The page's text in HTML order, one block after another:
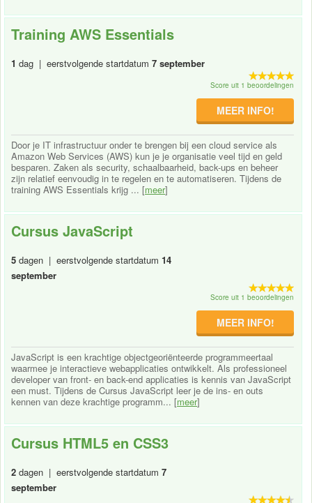
Training AWS Essentials
1 dag | eerstvolgende startdatum 7 september
Score uit 1 beoordelingen
MEER INFO!
Door je IT infrastructuur onder te brengen bij een cloud service als
Amazon Web Services (AWS) kun je je organisatie veel tijd en geld
besparen. Zaken als security, schaalbaarheid, back-ups en beheer
zijn relatief eenvoudig in te regelen en te automatiseren. Tijdens de
training AWS Essentials krijg ... [meer]
Cursus JavaScript
5 dagen | eerstvolgende startdatum 14
september
Score uit 1 beoordelingen
MEER INFO!
JavaScript is een krachtige objectgeoriënteerde programmeertaal
waarmee je interactieve webapplicaties ontwikkelt. Als professioneel
developer van front- en back-end applicaties is kennis van JavaScript
een must. Tijdens de Cursus JavaScript leer je de ins- en outs
kennen van deze krachtige programm... [meer]
Cursus HTML5 en CSS3
2 dagen | eerstvolgende startdatum 7
september